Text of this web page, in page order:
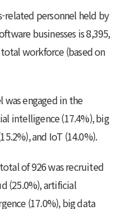
related personnel held by
businesses is 8,395,
workforce (based on
was engaged in the
intelligence (17.4%), big
and IoT (14.0%).
of 926 was recruited
(25.0%), artificial
(17.0%), big data